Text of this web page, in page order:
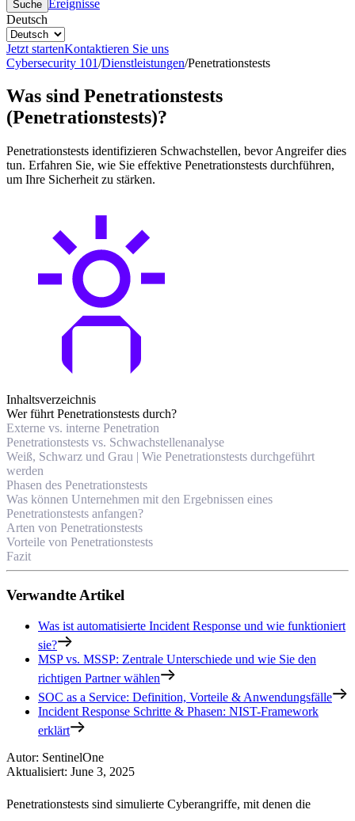
Suche Ereignisse
Deutsch
Jetzt startenKontaktieren Sie uns
Cybersecurity 101/Dienstleistungen/Penetrationstests
Was sind Penetrationstests
(Penetrationstests)?
Penetrationstests identifizieren Schwachstellen, bevor Angreifer dies
tun. Erfahren Sie, wie Sie effektive Penetrationstests durchführen,
um Ihre Sicherheit zu stärken.
Inhaltsverzeichnis
Wer führt Penetrationstests durch?
Externe vs. interne Penetration
Penetrationstests vs. Schwachstellenanalyse
Weiß, Schwarz und Grau | Wie Penetrationstests durchgeführt
werden
Phasen des Penetrationstests
Was können Unternehmen mit den Ergebnissen eines
Penetrationstests anfangen?
Arten von Penetrationstests
Vorteile von Penetrationstests
Fazit
Verwandte Artikel
Was ist automatisierte Incident Response und wie funktioniert
sie?
MSP vs. MSSP: Zentrale Unterschiede und wie Sie den
richtigen Partner wählen
SOC as a Service: Definition, Vorteile & Anwendungsfälle
Incident Response Schritte & Phasen: NIST-Framework
erklärt
Autor: SentinelOne
Aktualisiert: June 3, 2025
Penetrationstests sind simulierte Cyberangriffe, mit denen die